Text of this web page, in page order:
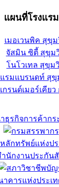
แผนที่โรงแรม
เมอเวนพิค สุขุม
จัสมิน ซิตี้ สุขุม
โนโวเทล สุขุม
แรมแบรนดท์ สุขุ
กรนด์เมอร์เคียว